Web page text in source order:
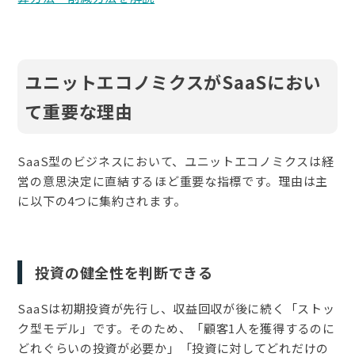
ユニットエコノミクスがSaaSにおい
て重要な理由
SaaS型のビジネスにおいて、ユニットエコノミクスは経
営の意思決定に直結するほど重要な指標です。理由は主
に以下の4つに集約されます。
投資の健全性を判断できる
SaaSは初期投資が先行し、収益回収が後に続く「ストッ
ク型モデル」です。そのため、「顧客1人を獲得するのに
どれぐらいの投資が必要か」「投資に対してどれだけの